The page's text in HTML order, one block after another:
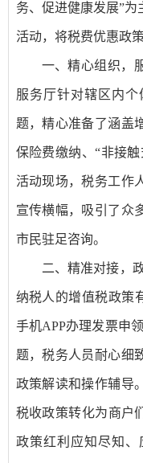
务、促进健康发展”
活动，将税费优惠政
一、精心组织，
服务厅针对辖区内
题，精心准备了涵盖
保险费缴纳、“非接
活动现场，税务工作
宣传横幅，吸引了众
市民驻足咨询。
二、精准对接，
纳税人的增值税政策
手机APP办理发票申
题，税务人员耐心细
政策解读和操作辅导
税收政策转化为商户
政策红利应知尽知